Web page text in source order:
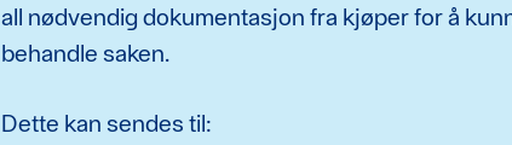
all nødvendig dokumentasjon fra kjøper for å
behandle saken.
Dette kan sendes til: